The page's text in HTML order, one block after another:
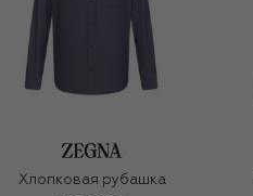
Хлопковая рубашка